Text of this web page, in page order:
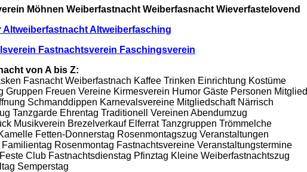
Möhnen Weiberfastnacht Weiberfasnacht Wieverfastelovend
Altweiberfastnacht Altweiberfasching
Fastnachtsverein Faschingsverein
von A bis Z:
Fasnacht Weiberfastnach Kaffee Trinken Einrichtung Kostüme
Gruppen Freuen Vereine Kirmesverein Humor Gäste Personen Mitglied
Schmanddippen Karnevalsvereine Mitgliedschaft Närrisch
Tanzgarde Ehrentag Traditionell Vereinen Abendumzug
Musikverein Brezelverkauf Elferrat Tanzgruppen Trömmelche
Fetten-Donnerstag Rosenmontagszug Veranstaltungen
Familientag Rosenmontag Fastnachtsvereine Veranstaltungstermine
Club Fastnachtsdienstag Pfinztag Kleine Weiberfastnachtszug
Semperstag